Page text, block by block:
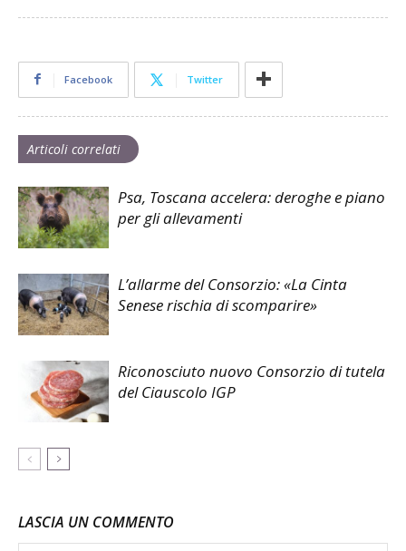
Facebook Twitter
Articoli correlati
Psa, Toscana accelera: deroghe e piano
per gli allevamenti
L’allarme del Consorzio: «La Cinta
Senese rischia di scomparire»
Riconosciuto nuovo Consorzio di tutela
del Ciauscolo IGP
LASCIA UN COMMENTO